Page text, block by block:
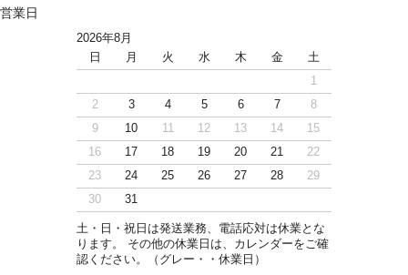
営業日
2026年8月
日
月 火 水 木 金
土
1
2
3 4 5 6 7
8
9
10 11 12 13 14
15
16
17 18 19 20 21
22
23
24 25 26 27 28
29
30
31
土・日・祝日は発送業務、電話応対は休業とな
ります。 その他の休業日は、カレンダーをご確
認ください。（グレー・・休業日）